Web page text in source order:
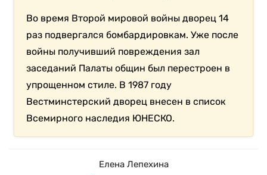
Во время Второй мировой войны дворец 14
раз подвергался бомбардировкам. Уже после
войны получивший повреждения зал
заседаний Палаты общин был перестроен в
упрощенном стиле. В 1987 году
Вестминстерский дворец внесен в список
Всемирного наследия ЮНЕСКО.
Елена Лепехина